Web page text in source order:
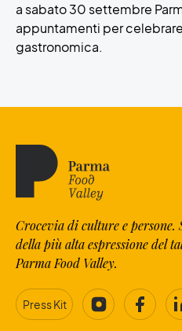
a sabato 30 settembre
appuntamenti per
gastronomica.
Crocevia di culture e
della più alta espressione del
Parma Food Valley.
Press Kit